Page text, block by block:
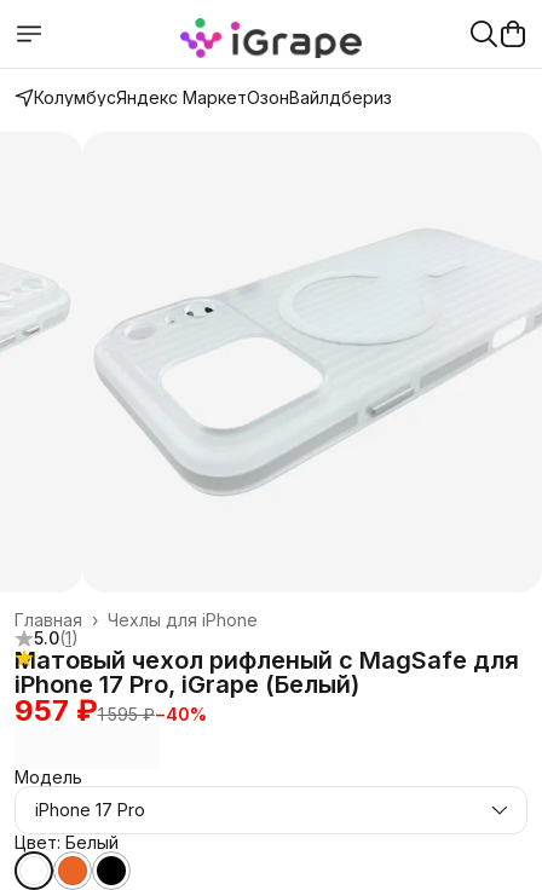
КолумбусЯндекс МаркетОзонВайлдбериз
Чехлы для iPhone
Главная ›
5.0(1)
Матовый чехол рифленый с MagSafe для
iPhone 17 Pro, iGrape (Белый)
957 ₽1 595 ₽−40%
Модель
iPhone 17 Pro
Цвет: Белый